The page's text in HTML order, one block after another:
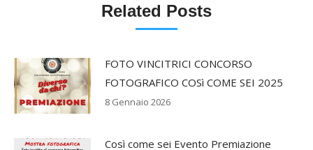
Related Posts
FOTO VINCITRICI CONCORSO
FOTOGRAFICO COSì COME SEI 2025
8 Gennaio 2026
Così come sei Evento Premiazione